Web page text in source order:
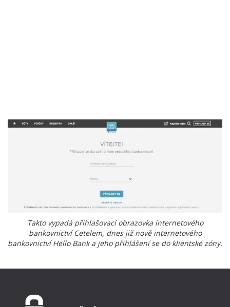
Takto vypadá přihlašovací obrazovka internetového
bankovnictví Cetelem, dnes již nově internetového
bankovnictví Hello Bank a jeho přihlášení se do klientské zóny.